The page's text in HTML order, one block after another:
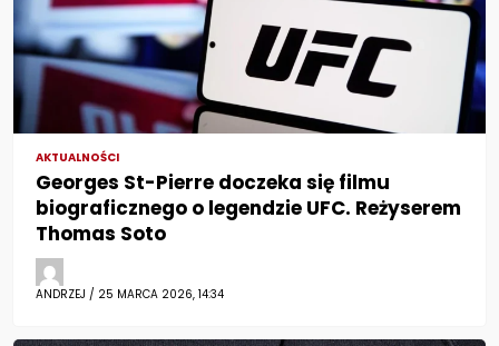
AKTUALNOŚCI
Georges St-Pierre doczeka się filmu
biograficznego o legendzie UFC. Reżyserem
Thomas Soto
ANDRZEJ / 25 MARCA 2026, 14:34